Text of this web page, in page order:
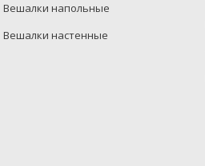
Вешалки напольные
Вешалки настенные